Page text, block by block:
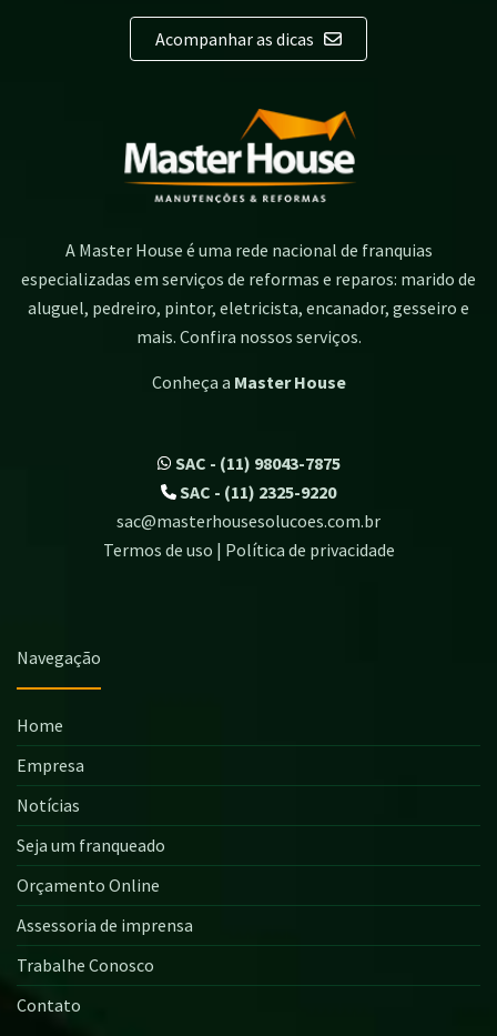
Acompanhar as dicas
A Master House é uma rede nacional de franquias
especializadas em serviços de reformas e reparos: marido de
aluguel, pedreiro, pintor, eletricista, encanador, gesseiro e
mais. Confira nossos serviços.
Conheça a Master House
SAC - (11) 98043-7875
SAC - (11) 2325-9220
sac@masterhousesolucoes.com.br
Termos de uso | Política de privacidade
Navegação
Home
Empresa
Notícias
Seja um franqueado
Orçamento Online
Assessoria de imprensa
Trabalhe Conosco
Contato